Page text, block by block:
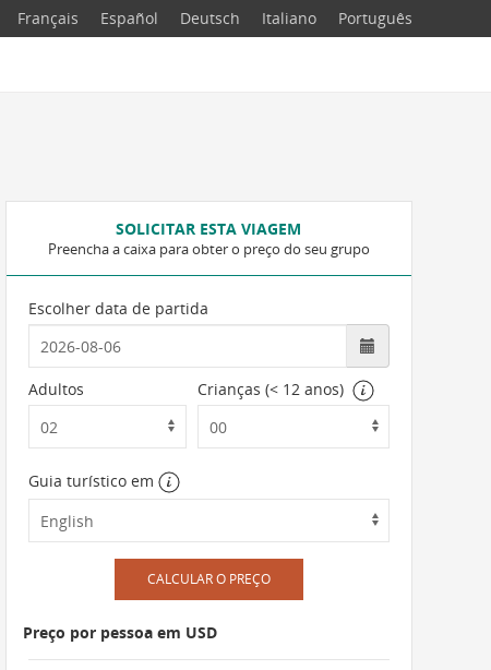
Français Español Deutsch Italiano Português
SOLICITAR ESTA VIAGEM
Preencha a caixa para obter o preço do seu grupo
Escolher data de partida
Adultos Crianças (< 12 anos)
Guia turístico em
CALCULAR O PREÇO
Preço por pessoa em USD